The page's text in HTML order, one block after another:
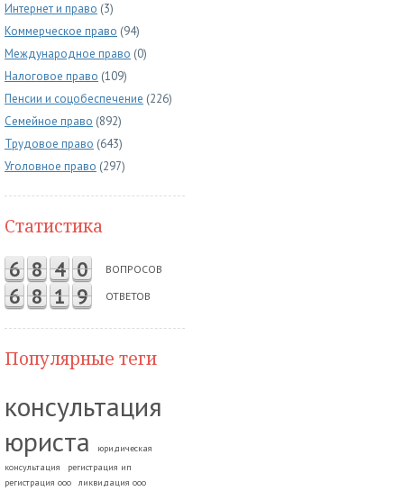
Интернет и право (3)
Коммерческое право (94)
Международное право (0)
Налоговое право (109)
Пенсии и соцобеспечение (226)
Семейное право (892)
Трудовое право (643)
Уголовное право (297)
Статистика
6 8 4 0 ВОПРОСОВ
6 8 1 9 ОТВЕТОВ
Популярные теги
консультация
юриста
юридическая
консультация
регистрация ип
регистрация ооо
ликвидация ооо